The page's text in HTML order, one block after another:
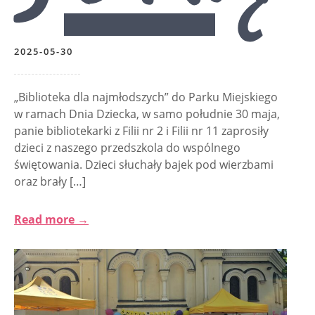
2025-05-30
„Biblioteka dla najmłodszych” do Parku Miejskiego
w ramach Dnia Dziecka, w samo południe 30 maja,
panie bibliotekarki z Filii nr 2 i Filii nr 11 zaprosiły
dzieci z naszego przedszkola do wspólnego
świętowania. Dzieci słuchały bajek pod wierzbami
oraz brały […]
Read more →